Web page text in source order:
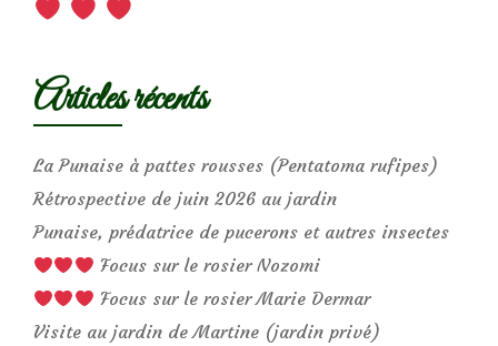
Articles récents
La Punaise à pattes rousses (Pentatoma rufipes)
Rétrospective de juin 2026 au jardin
Punaise, prédatrice de pucerons et autres insectes
Focus sur le rosier Nozomi
Focus sur le rosier Marie Dermar
Visite au jardin de Martine (jardin privé)